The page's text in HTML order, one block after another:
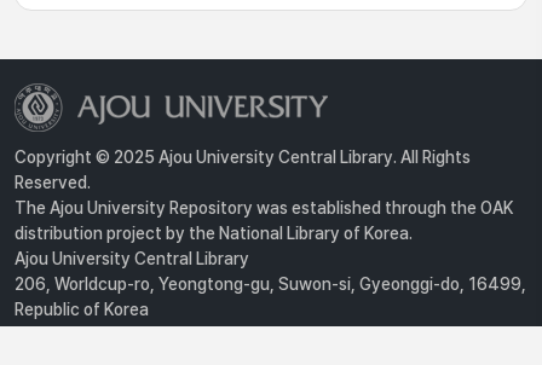
Copyright © 2025 Ajou University Central Library. All Rights
Reserved.
The Ajou University Repository was established through the OAK
distribution project by the National Library of Korea.
Ajou University Central Library
206, Worldcup-ro, Yeongtong-gu, Suwon-si, Gyeonggi-do, 16499,
Republic of Korea